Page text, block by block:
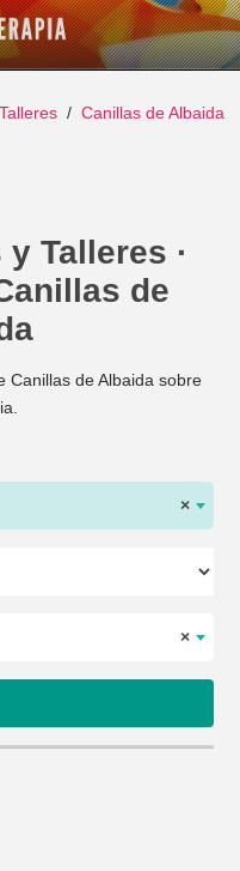
Canillas de Albaida
Talleres ·
de
Canillas de Albaida sobre
×
×